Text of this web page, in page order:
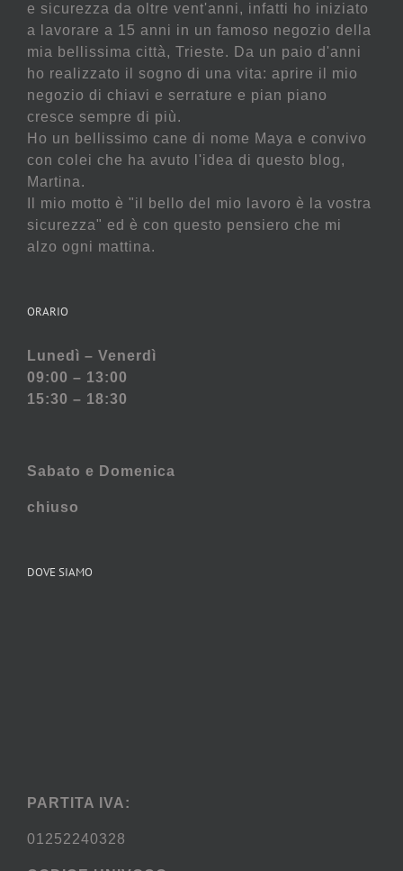
e sicurezza da oltre vent'anni, infatti ho iniziato
a lavorare a 15 anni in un famoso negozio della
mia bellissima città, Trieste. Da un paio d'anni
ho realizzato il sogno di una vita: aprire il mio
negozio di chiavi e serrature e pian piano
cresce sempre di più.
Ho un bellissimo cane di nome Maya e convivo
con colei che ha avuto l'idea di questo blog,
Martina.
Il mio motto è "il bello del mio lavoro è la vostra
sicurezza" ed è con questo pensiero che mi
alzo ogni mattina.
ORARIO
Lunedì – Venerdì
09:00 – 13:00
15:30 – 18:30
Sabato e Domenica
chiuso
DOVE SIAMO
PARTITA IVA:
01252240328